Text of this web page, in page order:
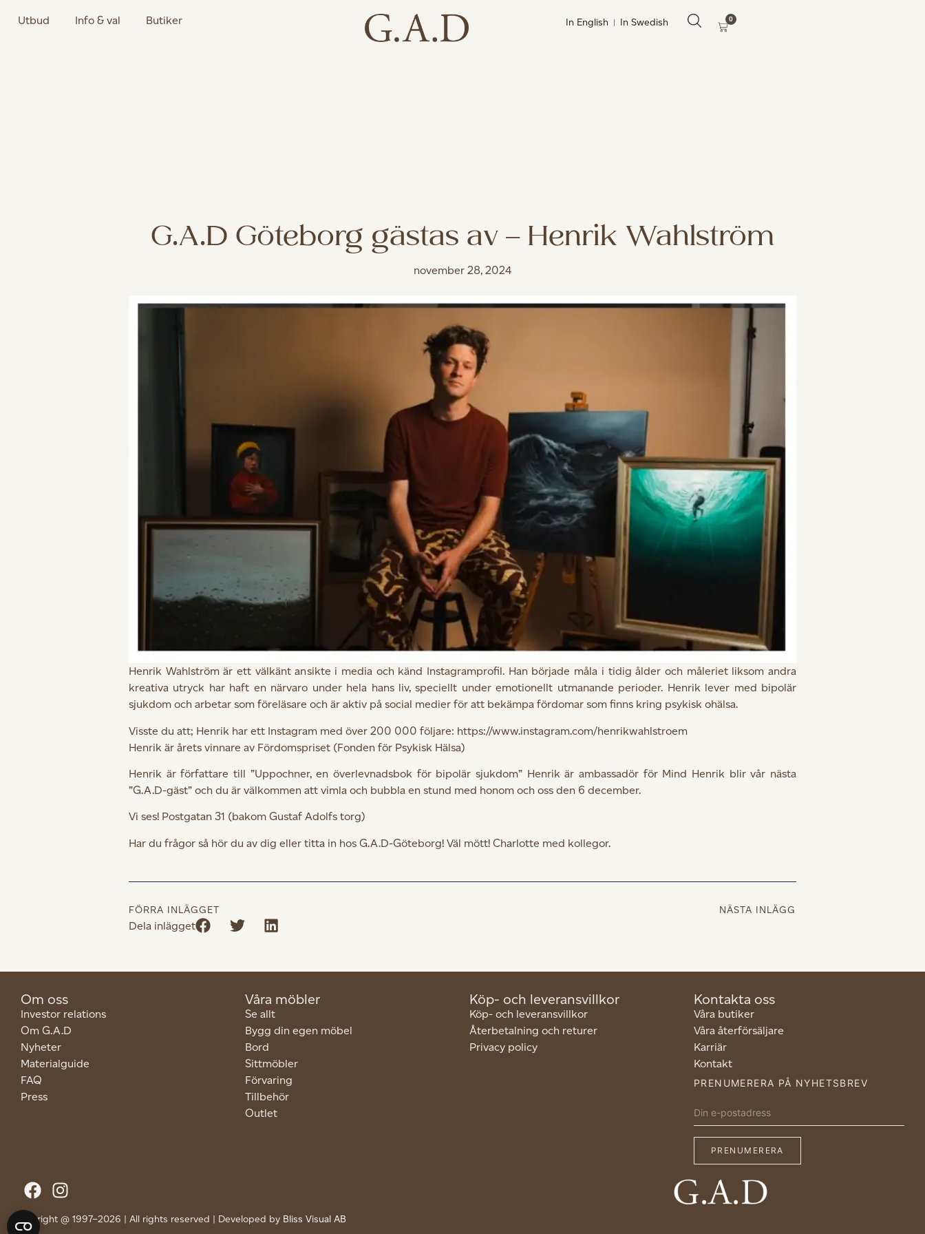
Utbud Info & val Butiker In English In Swedish 0
G.A.D Göteborg gästas av – Henrik Wahlström
november 28, 2024
Henrik Wahlström är ett välkänt ansikte i media och känd Instagramprofil. Han började måla i tidig ålder och måleriet liksom andra
kreativa utryck har haft en närvaro under hela hans liv, speciellt under emotionellt utmanande perioder. Henrik lever med bipolär
sjukdom och arbetar som föreläsare och är aktiv på social medier för att bekämpa fördomar som finns kring psykisk ohälsa.
Visste du att; Henrik har ett Instagram med över 200 000 följare: https://www.instagram.com/henrikwahlstroem
Henrik är årets vinnare av Fördomspriset (Fonden för Psykisk Hälsa)
Henrik är författare till ”Uppochner, en överlevnadsbok för bipolär sjukdom” Henrik är ambassadör för Mind Henrik blir vår nästa
”G.A.D-gäst” och du är välkommen att vimla och bubbla en stund med honom och oss den 6 december.
Vi ses! Postgatan 31 (bakom Gustaf Adolfs torg)
Har du frågor så hör du av dig eller titta in hos G.A.D-Göteborg! Väl mött! Charlotte med kollegor.
FÖRRA INLÄGGET NÄSTA INLÄGG
Dela inlägget
Om oss
Investor relations
Om G.A.D
Nyheter
Materialguide
FAQ
Press
Våra möbler
Se allt
Bygg din egen möbel
Bord
Sittmöbler
Förvaring
Tillbehör
Outlet
Köp- och leveransvillkor
Köp- och leveransvillkor
Återbetalning och returer
Privacy policy
Kontakta oss
Våra butiker
Våra återförsäljare
Karriär
Kontakt
PRENUMERERA PÅ NYHETSBREV
Copyright @ 1997–2026 | All rights reserved | Developed by Bliss Visual AB